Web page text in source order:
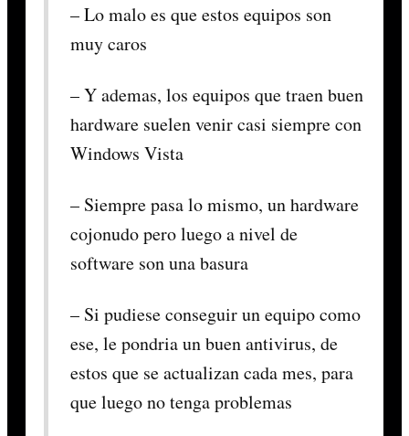
– Lo malo es que estos equipos son
muy caros
– Y ademas, los equipos que traen buen
hardware suelen venir casi siempre con
Windows Vista
– Siempre pasa lo mismo, un hardware
cojonudo pero luego a nivel de
software son una basura
– Si pudiese conseguir un equipo como
ese, le pondria un buen antivirus, de
estos que se actualizan cada mes, para
que luego no tenga problemas